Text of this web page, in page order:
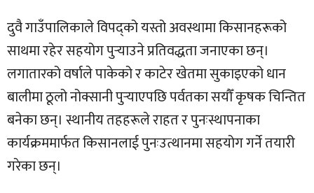
दुवै गाउँपालिकाले विपद्को यस्तो अवस्थामा किसानहरूको
साथमा रहेर सहयोग पुर्‍याउने प्रतिवद्धता जनाएका छन्।
लगातारको वर्षाले पाकेको र काटेर खेतमा सुकाइएको धान
बालीमा ठूलो नोक्सानी पुर्‍याएपछि पर्वतका सयौँ कृषक चिन्तित
बनेका छन्। स्थानीय तहहरूले राहत र पुनःस्थापनाका
कार्यक्रममार्फत किसानलाई पुनःउत्थानमा सहयोग गर्ने तयारी
गरेका छन्।